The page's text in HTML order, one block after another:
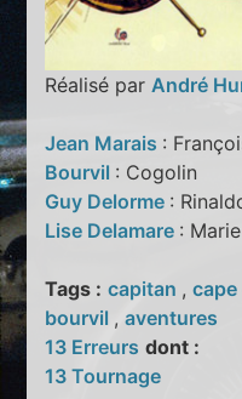
Réalisé par André
Jean Marais :
Bourvil : Cogolin
Guy Delorme :
Lise Delamare :
Tags : capitan ,cape
bourvil ,aventures
13 Erreurs dont :
13 Tournage